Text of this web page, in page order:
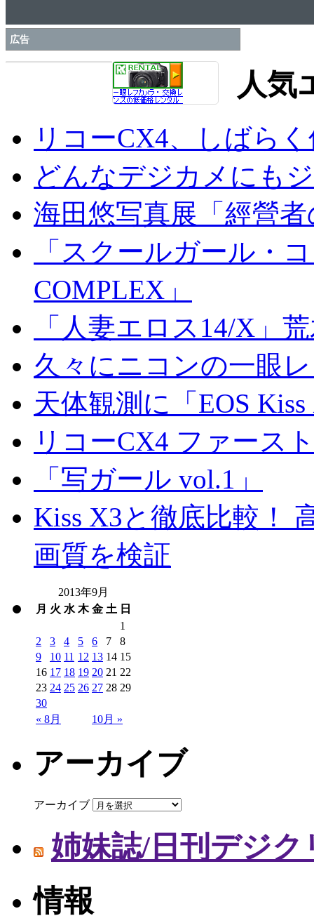
広告
人気
リコーCX4、しばら
どんなデジカメにも
海田悠写真展「經營
「スクールガール・
COMPLEX」
「人妻エロス14/X」
久々にニコンの一眼
天体観測に「EOS
リコーCX4 ファース
「写ガール vol.1」
Kiss X3と徹底比較！
画質を検証
2013年9月
月 火 水 木 金 土 日
« 8月 10月 »
1
2
3 4 5 6 7
8
9
10 11 12 13 14 15
16 17 18 19 20 21 22
23 24 25 26 27 28 29
30
アーカイブ
アーカイブ
姉妹誌/日刊デジク
情報